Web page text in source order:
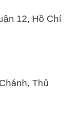
12, Hồ Chí
Thủ